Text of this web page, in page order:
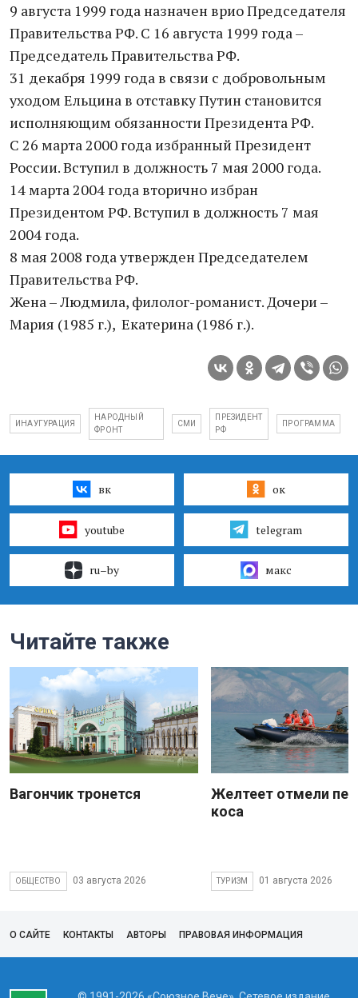
9 августа 1999 года назначен врио Председателя
Правительства РФ. С 16 августа 1999 года –
Председатель Правительства РФ.
31 декабря 1999 года в связи с добровольным
уходом Ельцина в отставку Путин становится
исполняющим обязанности Президента РФ.
С 26 марта 2000 года избранный Президент
России. Вступил в должность 7 мая 2000 года.
14 марта 2004 года вторично избран
Президентом РФ. Вступил в должность 7 мая
2004 года.
8 мая 2008 года утвержден Председателем
Правительства РФ.
Жена – Людмила, филолог-романист. Дочери –
Мария (1985 г.), Екатерина (1986 г.).
ИНАУГУРАЦИЯ
НАРОДНЫЙ
ФРОНТ
СМИ
ПРЕЗИДЕНТ
РФ
ПРОГРАММА
вк ок
youtube telegram
ru–by макс
Читайте также
Вагончик тронется
ОБЩЕСТВО 03 августа 2026
Желтеет отмели
коса
ТУРИЗМ 01 августа 2026
О САЙТЕ КОНТАКТЫ АВТОРЫ ПРАВОВАЯ ИНФОРМАЦИЯ